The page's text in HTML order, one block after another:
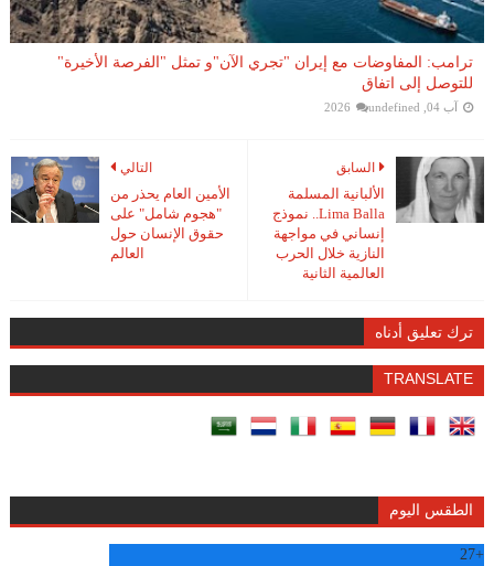
ترامب: المفاوضات مع إيران "تجري الآن"و تمثل "الفرصة الأخيرة"
للتوصل إلى اتفاق
آب 04, 2026 undefined
التالي
الأمين العام يحذر من
"هجوم شامل" على
حقوق الإنسان حول
العالم
السابق
الألبانية المسلمة
Lima Balla.. نموذج
إنساني في مواجهة
النازية خلال الحرب
العالمية الثانية
ترك تعليق أدناه
TRANSLATE
الطقس اليوم
+
27